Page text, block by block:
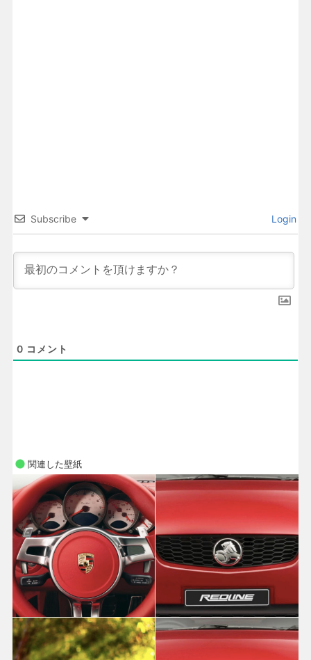
Subscribe Login
0 コメント
関連した壁紙